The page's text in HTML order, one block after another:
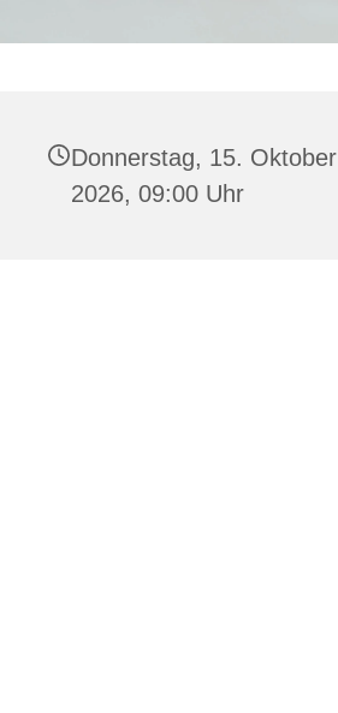
Donnerstag, 15. Oktober
2026, 09:00 Uhr